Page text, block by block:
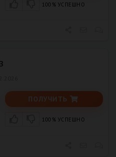
100% УСПЕШНО
ПОЛУЧИТЬ
100% УСПЕШНО